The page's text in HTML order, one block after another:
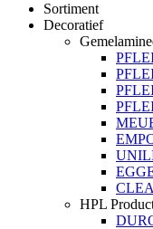
Sortiment
Decoratief
HPL